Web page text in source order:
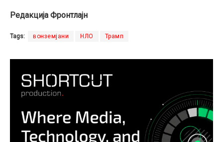
Редакција Фронтлајн
Tags: вонземјани НЛО Трамп